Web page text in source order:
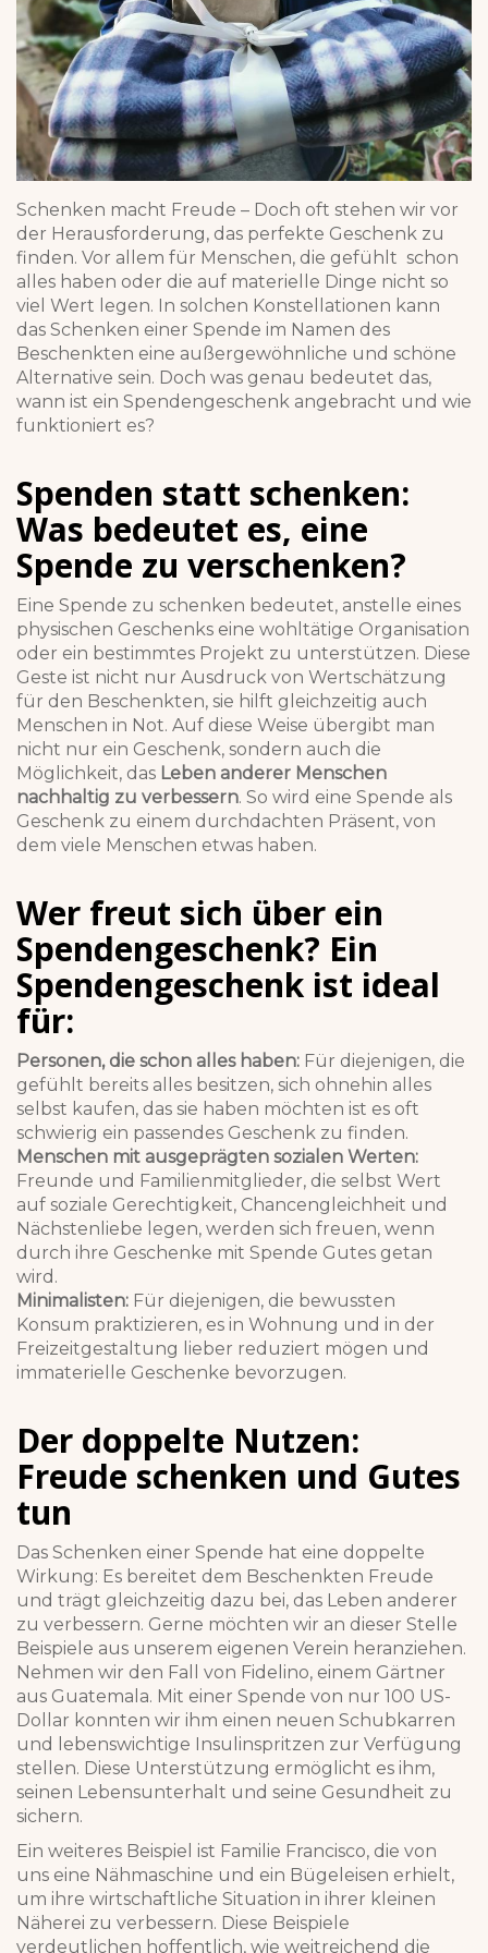
Schenken macht Freude – Doch oft stehen wir vor
der Herausforderung, das perfekte Geschenk zu
finden. Vor allem für Menschen, die gefühlt schon
alles haben oder die auf materielle Dinge nicht so
viel Wert legen. In solchen Konstellationen kann
das Schenken einer Spende im Namen des
Beschenkten eine außergewöhnliche und schöne
Alternative sein. Doch was genau bedeutet das,
wann ist ein Spendengeschenk angebracht und wie
funktioniert es?
Spenden statt schenken:
Was bedeutet es, eine
Spende zu verschenken?
Eine Spende zu schenken bedeutet, anstelle eines
physischen Geschenks eine wohltätige Organisation
oder ein bestimmtes Projekt zu unterstützen. Diese
Geste ist nicht nur Ausdruck von Wertschätzung
für den Beschenkten, sie hilft gleichzeitig auch
Menschen in Not. Auf diese Weise übergibt man
nicht nur ein Geschenk, sondern auch die
Möglichkeit, das Leben anderer Menschen
nachhaltig zu verbessern. So wird eine Spende als
Geschenk zu einem durchdachten Präsent, von
dem viele Menschen etwas haben.
Wer freut sich über ein
Spendengeschenk? Ein
Spendengeschenk ist ideal
für:
Personen, die schon alles haben: Für diejenigen, die
gefühlt bereits alles besitzen, sich ohnehin alles
selbst kaufen, das sie haben möchten ist es oft
schwierig ein passendes Geschenk zu finden.
Menschen mit ausgeprägten sozialen Werten:
Freunde und Familienmitglieder, die selbst Wert
auf soziale Gerechtigkeit, Chancengleichheit und
Nächstenliebe legen, werden sich freuen, wenn
durch ihre Geschenke mit Spende Gutes getan
wird.
Minimalisten: Für diejenigen, die bewussten
Konsum praktizieren, es in Wohnung und in der
Freizeitgestaltung lieber reduziert mögen und
immaterielle Geschenke bevorzugen.
Der doppelte Nutzen:
Freude schenken und Gutes
tun
Das Schenken einer Spende hat eine doppelte
Wirkung: Es bereitet dem Beschenkten Freude
und trägt gleichzeitig dazu bei, das Leben anderer
zu verbessern. Gerne möchten wir an dieser Stelle
Beispiele aus unserem eigenen Verein heranziehen.
Nehmen wir den Fall von Fidelino, einem Gärtner
aus Guatemala. Mit einer Spende von nur 100 US-
Dollar konnten wir ihm einen neuen Schubkarren
und lebenswichtige Insulinspritzen zur Verfügung
stellen. Diese Unterstützung ermöglicht es ihm,
seinen Lebensunterhalt und seine Gesundheit zu
sichern.
Ein weiteres Beispiel ist Familie Francisco, die von
uns eine Nähmaschine und ein Bügeleisen erhielt,
um ihre wirtschaftliche Situation in ihrer kleinen
Näherei zu verbessern. Diese Beispiele
verdeutlichen hoffentlich, wie weitreichend die